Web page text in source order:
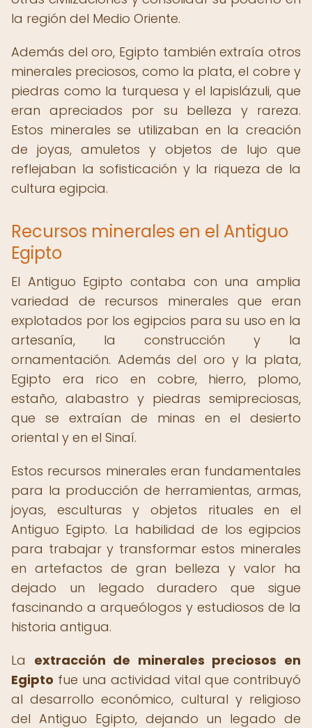
la región del Medio Oriente.
Además del oro, Egipto también extraía otros
minerales preciosos, como la plata, el cobre y
piedras como la turquesa y el lapislázuli, que
eran apreciados por su belleza y rareza.
Estos minerales se utilizaban en la creación
de joyas, amuletos y objetos de lujo que
reflejaban la sofisticación y la riqueza de la
cultura egipcia.
Recursos minerales en el Antiguo
Egipto
El Antiguo Egipto contaba con una amplia
variedad de recursos minerales que eran
explotados por los egipcios para su uso en la
artesanía, la construcción y la
ornamentación. Además del oro y la plata,
Egipto era rico en cobre, hierro, plomo,
estaño, alabastro y piedras semipreciosas,
que se extraían de minas en el desierto
oriental y en el Sinaí.
Estos recursos minerales eran fundamentales
para la producción de herramientas, armas,
joyas, esculturas y objetos rituales en el
Antiguo Egipto. La habilidad de los egipcios
para trabajar y transformar estos minerales
en artefactos de gran belleza y valor ha
dejado un legado duradero que sigue
fascinando a arqueólogos y estudiosos de la
historia antigua.
La extracción de minerales preciosos en
Egipto fue una actividad vital que contribuyó
al desarrollo económico, cultural y religioso
del Antiguo Egipto, dejando un legado de